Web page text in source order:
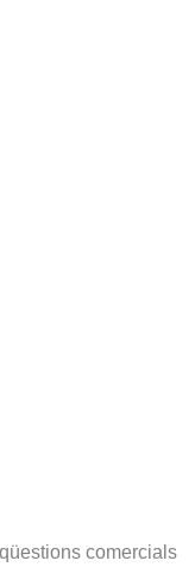
comercials